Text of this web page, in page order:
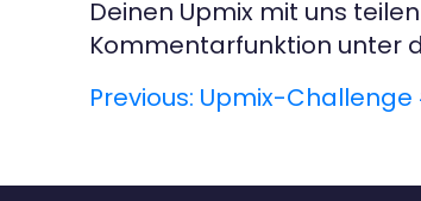
Deinen Upmix mit uns
Kommentarfunktion unter
B
Previous: Upmix-Challenge